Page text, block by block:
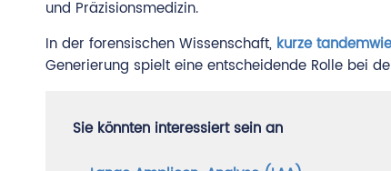
und Präzisionsmedizin.
In der forensischen Wissenschaft, kurze
Generierung spielt eine entscheidende Rolle bei
Sie könnten interessiert sein an